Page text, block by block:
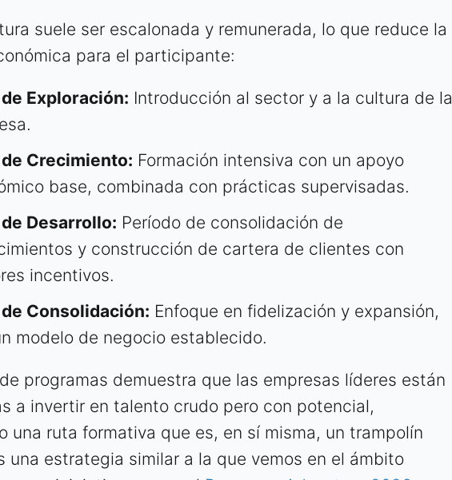
suele ser escalonada y remunerada, lo que reduce la
para el participante:
Exploración: Introducción al sector y a la cultura de la
de Crecimiento: Formación intensiva con un apoyo
base, combinada con prácticas supervisadas.
Desarrollo: Período de consolidación de
y construcción de cartera de clientes con
incentivos.
de Consolidación: Enfoque en fidelización y expansión,
modelo de negocio establecido.
programas demuestra que las empresas líderes están
a invertir en talento crudo pero con potencial,
una ruta formativa que es, en sí misma, un trampolín
una estrategia similar a la que vemos en el ámbito